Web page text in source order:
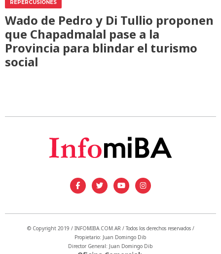
REPERCUSIONES
Wado de Pedro y Di Tullio proponen
que Chapadmalal pase a la
Provincia para blindar el turismo
social
© Copyright 2019 / INFOMIBA.COM.AR / Todos los derechos reservados /
Propietario: Juan Domingo Dib
Director General: Juan Domingo Dib